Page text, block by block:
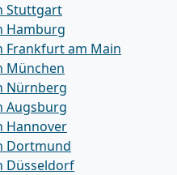
Stuttgart
Hamburg
Frankfurt am Main
München
Nürnberg
Augsburg
Hannover
Dortmund
Düsseldorf